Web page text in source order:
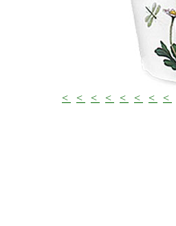
< < < < < < < <